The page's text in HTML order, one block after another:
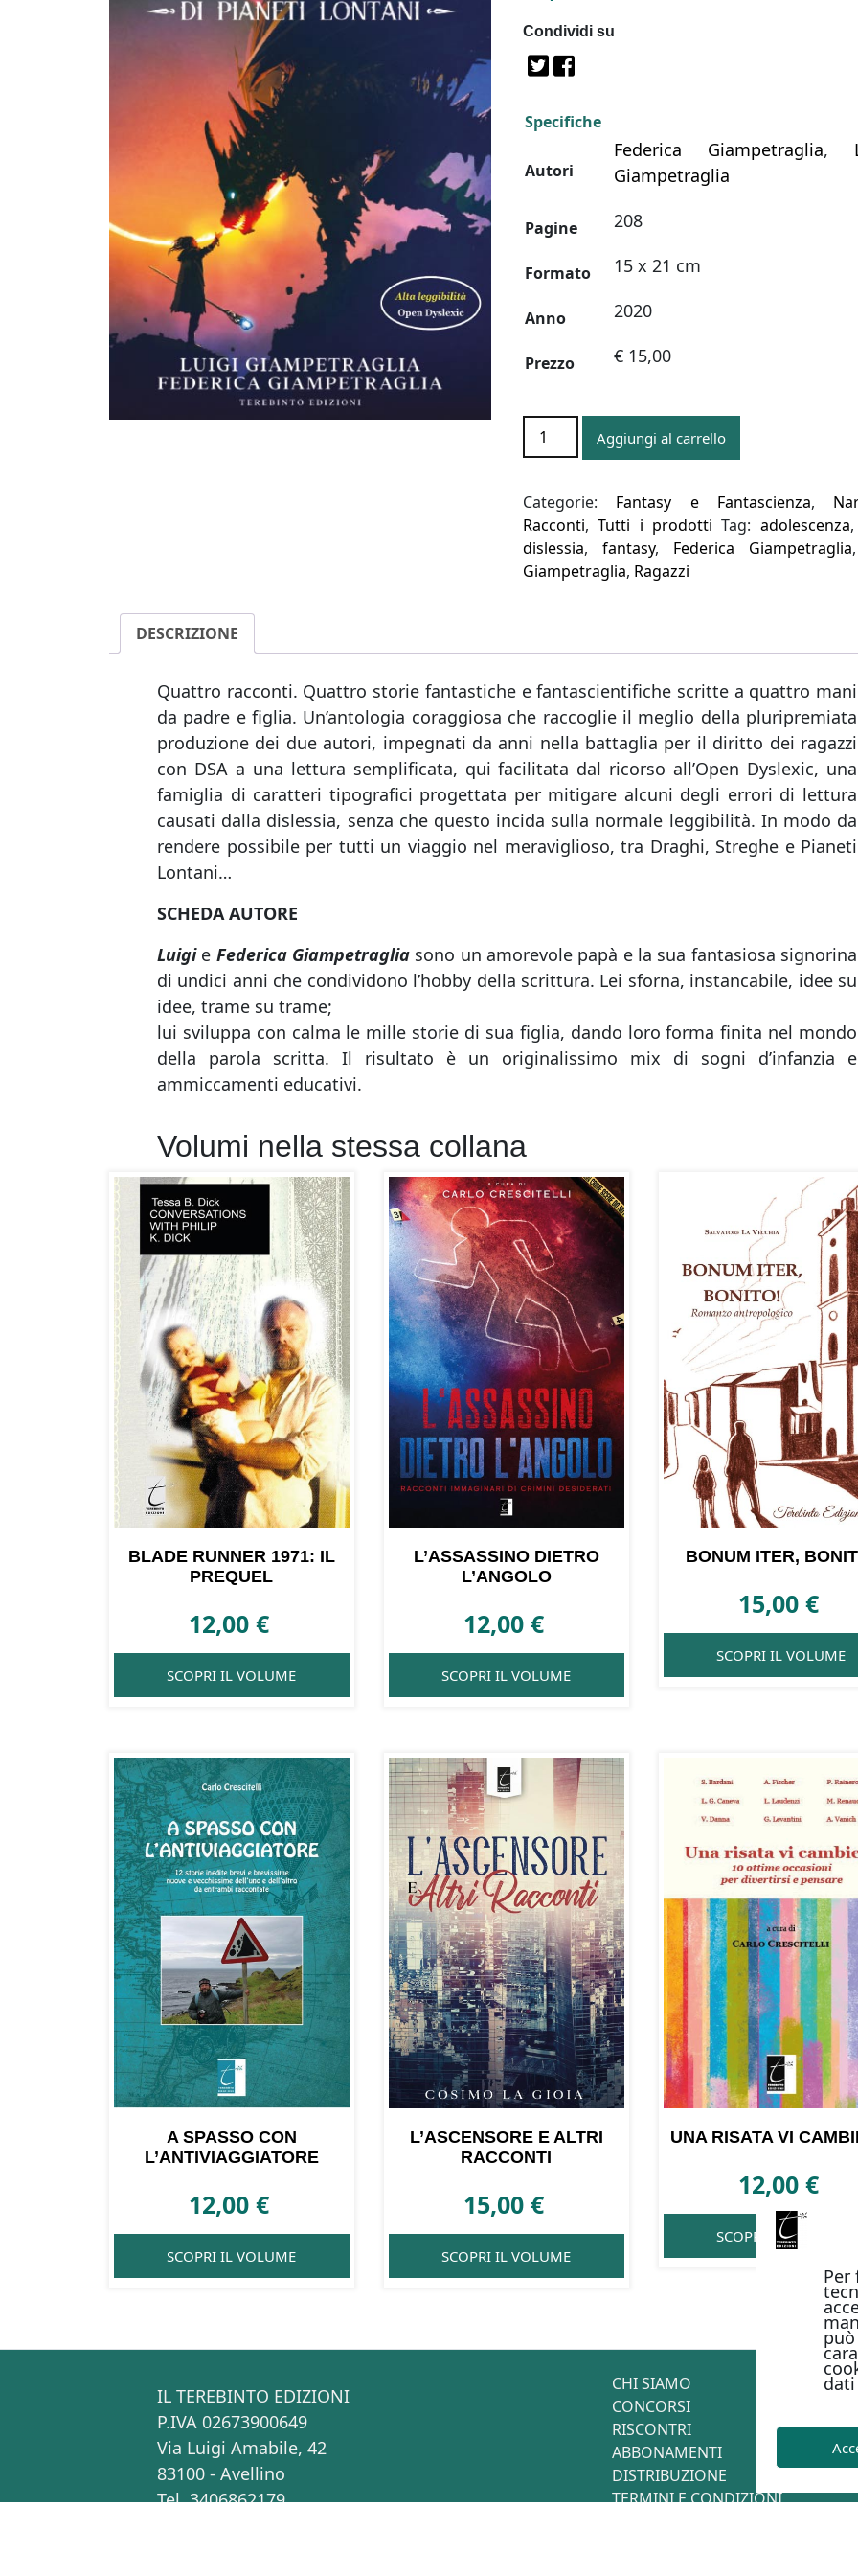
Per
Condividi su
Specifiche
Autori
Federica Giampetraglia,
Giampetraglia
Pagine 208
Formato 15 x 21 cm
Anno 2020
Prezzo € 15,00
DRAGHI,
STREGHE,
DI
PIANETI
LONTANI
quantità
Aggiungi al carrello
Categorie: Fantasy e Fantascienza,
Racconti,Tutti i prodotti Tag: adolescenza
dislessia,fantasy, Federica Giampetraglia
Giampetraglia, Ragazzi
DESCRIZIONE
Quattro racconti. Quattro storie fantastiche e fantascientifiche scritte a quattro mani
da padre e figlia. Un’antologia coraggiosa che raccoglie il meglio della pluripremiata
produzione dei due autori, impegnati da anni nella battaglia per il diritto dei ragazzi
con DSA a una lettura semplificata, qui facilitata dal ricorso all’Open Dyslexic, una
famiglia di caratteri tipografici progettata per mitigare alcuni degli errori di lettura
causati dalla dislessia, senza che questo incida sulla normale leggibilità. In modo da
rendere possibile per tutti un viaggio nel meraviglioso, tra Draghi, Streghe e Pianeti
Lontani…
SCHEDA AUTORE
Luigie Federica Giampetraglia sono un amorevole papà e la sua fantasiosa signorina
di undici anni che condividono l’hobby della scrittura. Lei sforna, instancabile, idee su
idee, trame su trame;
lui sviluppa con calma le mille storie di sua figlia, dando loro forma finita nel mondo
della parola scritta. Il risultato è un originalissimo mix di sogni d’infanzia e
ammiccamenti educativi.
Volumi nella stessa collana
BLADE RUNNER 1971: IL
PREQUEL
12,00€
SCOPRI IL VOLUME
L’ASSASSINO DIETRO
L’ANGOLO
12,00€
SCOPRI IL VOLUME
BONUM ITER,
15,00€
SCOPRI IL VOLUME
A SPASSO CON
L’ANTIVIAGGIATORE
12,00€
SCOPRI IL VOLUME
L’ASCENSORE E ALTRI
RACCONTI
15,00€
SCOPRI IL VOLUME
UNA RISATA VI
12,00€
SCOPRI IL VOLUME
IL TEREBINTO EDIZIONI
P.IVA 02673900649
Via Luigi Amabile, 42
83100 - Avellino
Tel. 3406862179
CHI SIAMO
CONCORSI
RISCONTRI
ABBONAMENTI
DISTRIBUZIONE
TERMINI E CONDIZIONI